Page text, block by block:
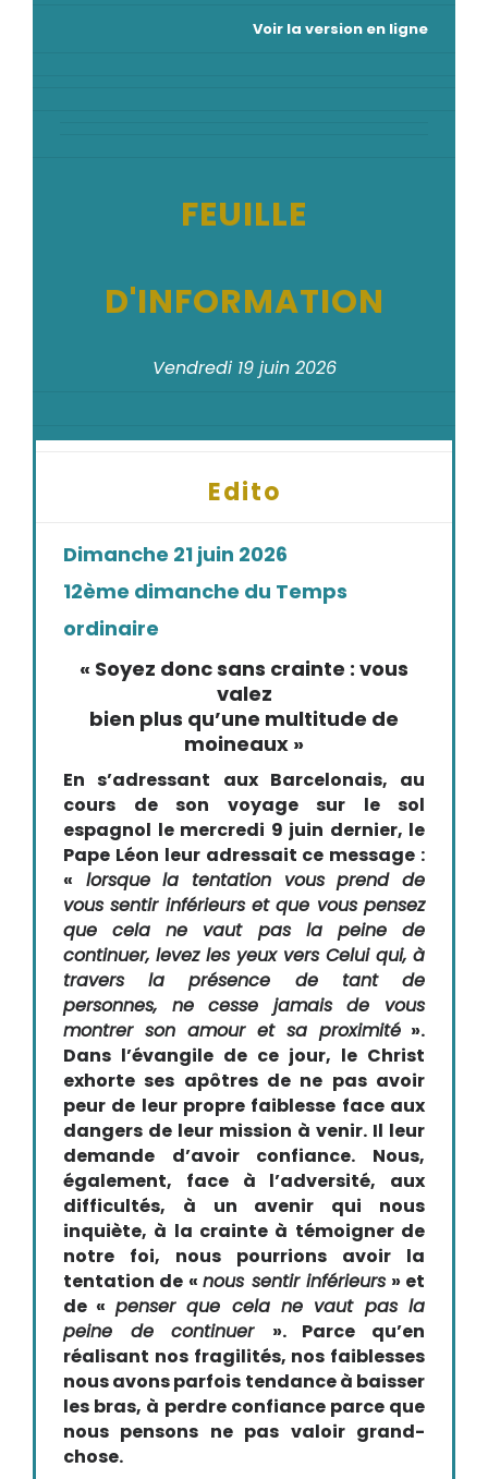
Voir la version en ligne
FEUILLE
D'INFORMATION
Vendredi 19 juin 2026
Edito
Dimanche 21 juin 2026
12ème dimanche du Temps
ordinaire
« Soyez donc sans crainte : vous
valez
bien plus qu’une multitude de
moineaux »
En s’adressant aux Barcelonais, au
cours de son voyage sur le sol
espagnol le mercredi 9 juin dernier, le
Pape Léon leur adressait ce message :
« lorsque la tentation vous prend de
vous sentir inférieurs et que vous pensez
que cela ne vaut pas la peine de
continuer, levez les yeux vers Celui qui, à
travers la présence de tant de
personnes, ne cesse jamais de vous
montrer son amour et sa proximité ».
Dans l’évangile de ce jour, le Christ
exhorte ses apôtres de ne pas avoir
peur de leur propre faiblesse face aux
dangers de leur mission à venir. Il leur
demande d’avoir confiance. Nous,
également, face à l’adversité, aux
difficultés, à un avenir qui nous
inquiète, à la crainte à témoigner de
notre foi, nous pourrions avoir la
tentation de «nous sentir inférieurs» et
de « penser que cela ne vaut pas la
peine de continuer ». Parce qu’en
réalisant nos fragilités, nos faiblesses
nous avons parfois tendance à baisser
les bras, à perdre confiance parce que
nous pensons ne pas valoir grand-
chose.